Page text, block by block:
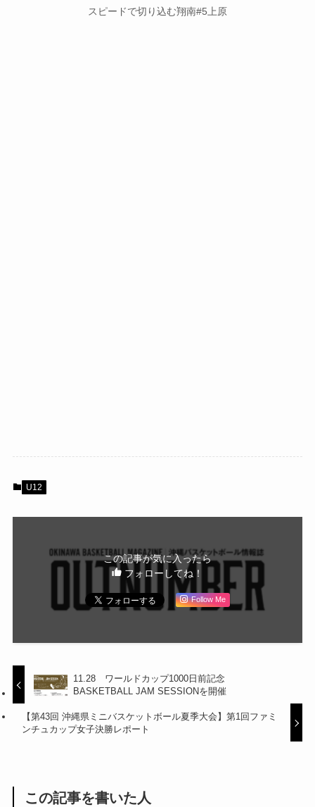
スピードで切り込む翔南#5上原
U12
この記事が気に入ったら
フォローしてね！
Follow Me
11.28 ワールドカップ1000日前記念
BASKETBALL JAM SESSIONを開催
【第43回 沖縄県ミニバスケットボール夏季大会】第1回ファミ
ンチュカップ女子決勝レポート
この記事を書いた人